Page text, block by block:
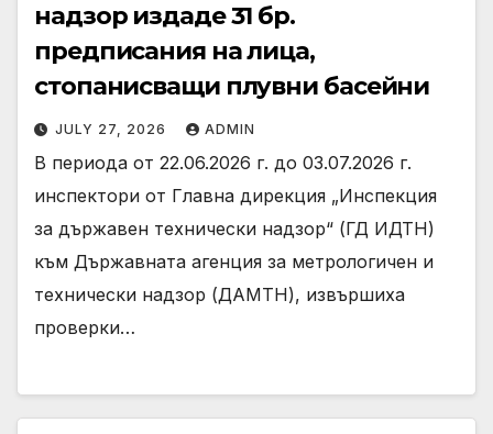
надзор издаде 31 бр.
предписания на лица,
стопанисващи плувни басейни
JULY 27, 2026 ADMIN
В периода от 22.06.2026 г. до 03.07.2026 г.
инспектори от Главна дирекция „Инспекция
за държавен технически надзор“ (ГД ИДТН)
към Държавната агенция за метрологичен и
технически надзор (ДАМТН), извършиха
проверки…